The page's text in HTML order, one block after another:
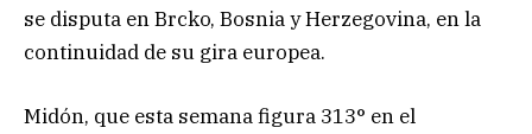
se disputa en Brcko, Bosnia y Herzegovina, en la
continuidad de su gira europea.
Midón, que esta semana figura 313° en el